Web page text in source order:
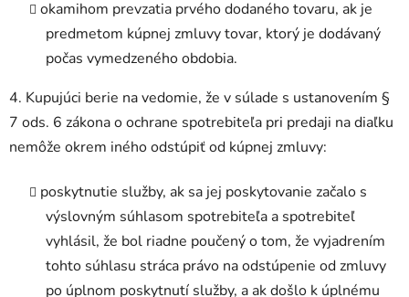
okamihom prevzatia prvého dodaného tovaru, ak je
predmetom kúpnej zmluvy tovar, ktorý je dodávaný
počas vymedzeného obdobia.
4. Kupujúci berie na vedomie, že v súlade s ustanovením §
7 ods. 6 zákona o ochrane spotrebiteľa pri predaji na diaľku
nemôže okrem iného odstúpiť od kúpnej zmluvy:
poskytnutie služby, ak sa jej poskytovanie začalo s
výslovným súhlasom spotrebiteľa a spotrebiteľ
vyhlásil, že bol riadne poučený o tom, že vyjadrením
tohto súhlasu stráca právo na odstúpenie od zmluvy
po úplnom poskytnutí služby, a ak došlo k úplnému